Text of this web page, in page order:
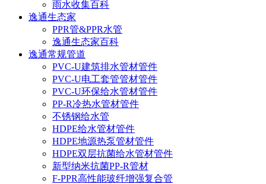
雨水收集百科
逸通生态家
PPR管&PPR水管
逸通生态家百科
逸通常规管道
PVC-U建筑排水管材管件
PVC-U电工套管管材管件
PVC-U环保给水管材管件
PP-R冷热水管材管件
不锈钢给水管
HDPE给水管材管件
HDPE地源热泵管材管件
HDPE双层抗菌给水管材管件
新型纳米抗菌PP-R管材
F-PPR高性能玻纤增强复合管